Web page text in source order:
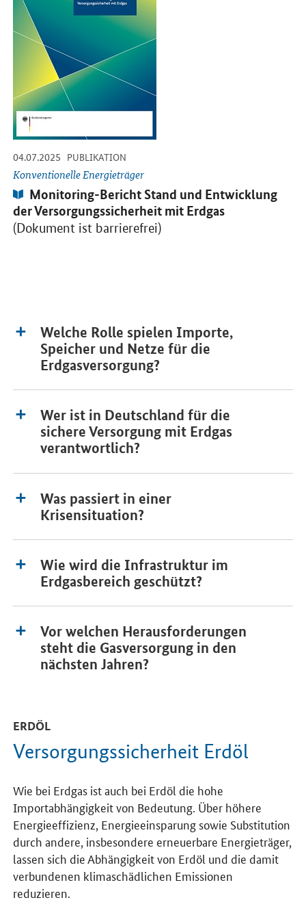
04.07.2025 -
PUBLIKATION
Konventionelle Energieträger
Publikation:
Monitoring-Bericht Stand und Entwicklung
der Versorgungssicherheit mit Erdgas
(Dokument ist barrierefrei)
Welche Rolle spielen Importe,
Speicher und Netze für die
Erdgasversorgung?
Wer ist in Deutschland für die
sichere Versorgung mit Erdgas
verantwortlich?
Was passiert in einer
Krisensituation?
Wie wird die Infrastruktur im
Erdgasbereich geschützt?
Vor welchen Herausforderungen
steht die Gasversorgung in den
nächsten Jahren?
ERDÖL
Versorgungssicherheit Erdöl
Wie bei Erdgas ist auch bei Erdöl die hohe
Importabhängigkeit von Bedeutung. Über höhere
Energieeffizienz, Energieeinsparung sowie Substitution
durch andere, insbesondere erneuerbare Energieträger,
lassen sich die Abhängigkeit von Erdöl und die damit
verbundenen klimaschädlichen Emissionen
reduzieren.